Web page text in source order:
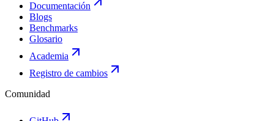
Documentación
Blogs
Benchmarks
Glosario
Academia
Registro de cambios
Comunidad